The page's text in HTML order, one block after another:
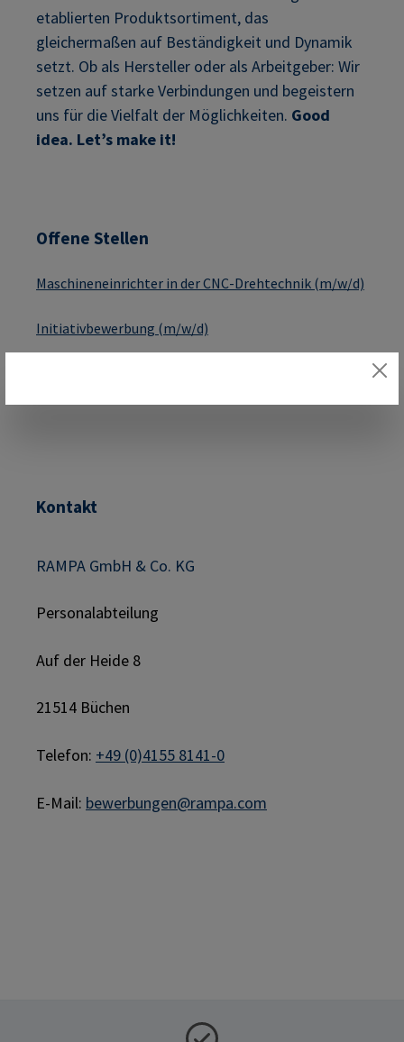
etablierten Produktsortiment, das
gleichermaßen auf Beständigkeit und Dynamik
setzt. Ob als Hersteller oder als Arbeitgeber: Wir
setzen auf starke Verbindungen und begeistern
uns für die Vielfalt der Möglichkeiten. Good
idea. Let’s make it!
Offene Stellen
Maschineneinrichter in der CNC-Drehtechnik (m/w/d)
Initiativbewerbung (m/w/d)
Kontakt
RAMPA GmbH & Co. KG
Personalabteilung
Auf der Heide 8
21514 Büchen
Telefon: +49 (0)4155 8141-0
E-Mail: bewerbungen@rampa.com